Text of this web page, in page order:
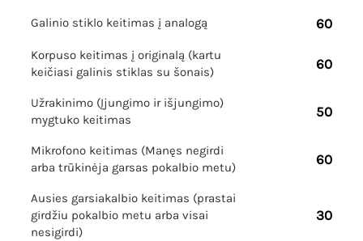
Galinio stiklo keitimas į analogą 60
Korpuso keitimas į originalą (kartu
keičiasi galinis stiklas su šonais)
60
Užrakinimo (Įjungimo ir išjungimo)
mygtuko keitimas
50
Mikrofono keitimas (Manęs negirdi
arba trūkinėja garsas pokalbio metu)
60
Ausies garsiakalbio keitimas (prastai
girdžiu pokalbio metu arba visai
nesigirdi)
30